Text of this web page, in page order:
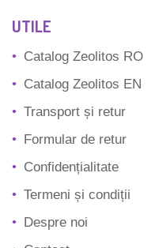
UTILE
Catalog Zeolitos RO
Catalog Zeolitos EN
Transport și retur
Formular de retur
Confidențialitate
Termeni și condiții
Despre noi